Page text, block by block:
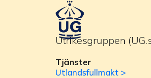
Utrikesgruppen
Tjänster
Utlandsfullmakt >